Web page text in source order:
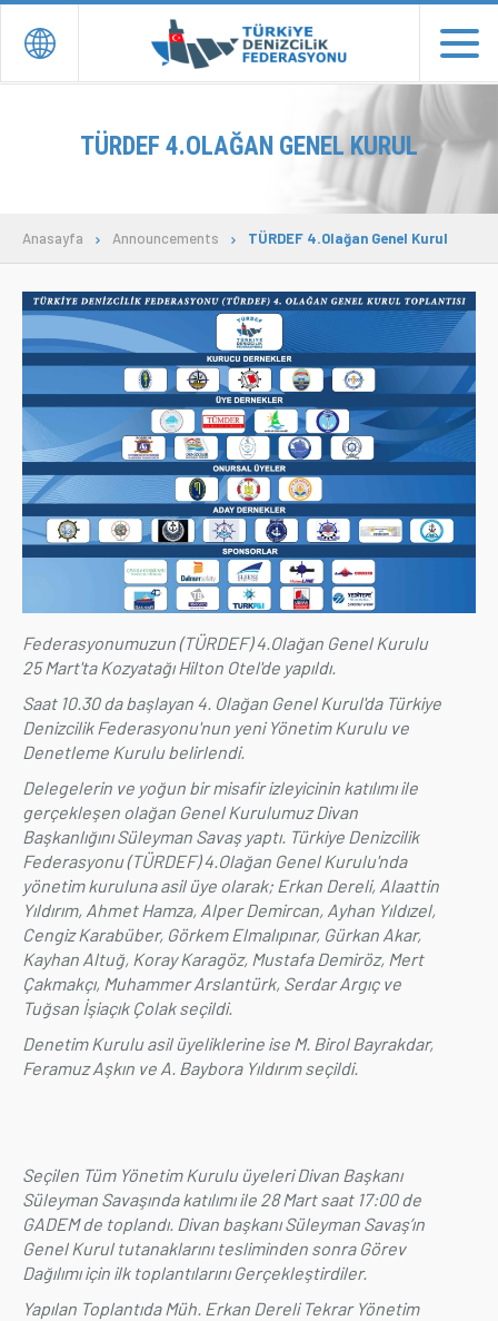
TR
EN
DERNEK ve ÜYELER
TEMSİLCİLİKLER
BASIN YAYIN
Donate
ÜYE İŞLEMLERİ
TÜRDEF 4.OLAĞAN GENEL KURUL
Anasayfa Announcements TÜRDEF 4.Olağan Genel Kurul
Federasyonumuzun (TÜRDEF) 4.Olağan Genel Kurulu
25 Mart'ta Kozyatağı Hilton Otel'de yapıldı.
Saat 10.30 da başlayan 4. Olağan Genel Kurul'da Türkiye
Denizcilik Federasyonu'nun yeni Yönetim Kurulu ve
Denetleme Kurulu belirlendi.
Delegelerin ve yoğun bir misafir izleyicinin katılımı ile
gerçekleşen olağan Genel Kurulumuz Divan
Başkanlığını Süleyman Savaş yaptı. Türkiye Denizcilik
Federasyonu (TÜRDEF) 4.Olağan Genel Kurulu'nda
yönetim kuruluna asil üye olarak; Erkan Dereli, Alaattin
Yıldırım, Ahmet Hamza, Alper Demircan, Ayhan Yıldızel,
Cengiz Karabüber, Görkem Elmalıpınar, Gürkan Akar,
Kayhan Altuğ, Koray Karagöz, Mustafa Demiröz, Mert
Çakmakçı, Muhammer Arslantürk, Serdar Argıç ve
Tuğsan İşiaçık Çolak seçildi.
Denetim Kurulu asil üyeliklerine ise M. Birol Bayrakdar,
Feramuz Aşkın ve A. Baybora Yıldırım seçildi.
Seçilen Tüm Yönetim Kurulu üyeleri Divan Başkanı
Süleyman Savaşında katılımı ile 28 Mart saat 17:00 de
GADEM de toplandı. Divan başkanı Süleyman Savaş’ın
Genel Kurul tutanaklarını tesliminden sonra Görev
Dağılımı için ilk toplantılarını Gerçekleştirdiler.
Yapılan Toplantıda Müh. Erkan Dereli Tekrar Yönetim